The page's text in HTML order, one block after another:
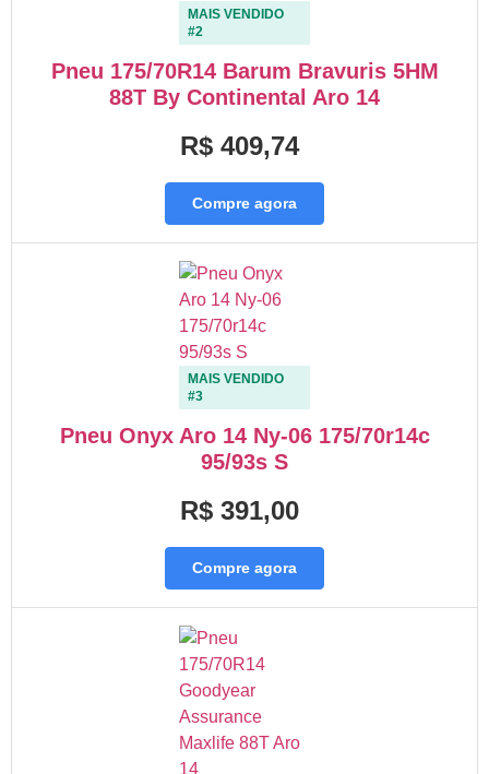
MAIS VENDIDO
#2
Pneu 175/70R14 Barum Bravuris 5HM
88T By Continental Aro 14
R$ 409,74
Compre agora
MAIS VENDIDO
#3
Pneu Onyx Aro 14 Ny-06 175/70r14c
95/93s S
R$ 391,00
Compre agora